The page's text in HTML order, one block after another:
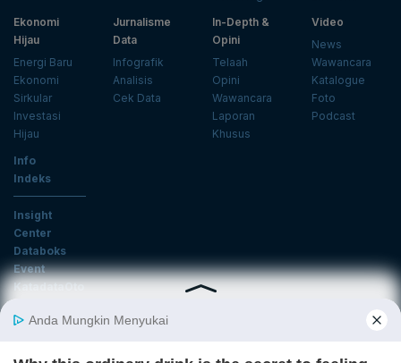
Ekonomi
Hijau
Energi Baru
Ekonomi
Sirkular
Investasi
Hijau
Jurnalisme
Data
Infografik
Analisis
Cek Data
In-Depth &
Opini
Telaah
Opini
Wawancara
Laporan
Khusus
Video
News
Wawancara
Katalogue
Foto
Podcast
Info
Indeks
Insight
Center
Databoks
Event
KatadataOto